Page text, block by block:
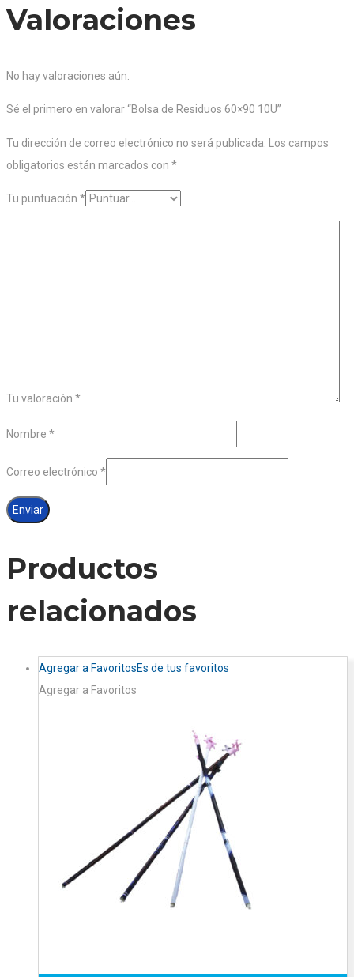
Valoraciones
No hay valoraciones aún.
Sé el primero en valorar “Bolsa de Residuos 60×90 10U”
Tu dirección de correo electrónico no será publicada.
Los campos
obligatorios están marcados con *
Tu puntuación *
Tu valoración *
Nombre *
Correo electrónico *
Productos
relacionados
Agregar a FavoritosEs de tus favoritos
Agregar a Favoritos